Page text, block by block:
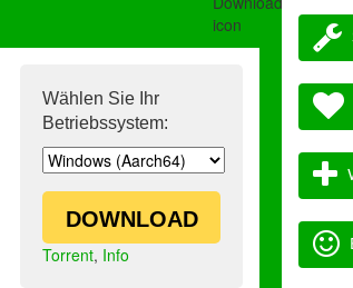
Wählen Sie Ihr
Betriebssystem:
DOWNLOAD
Torrent, Info